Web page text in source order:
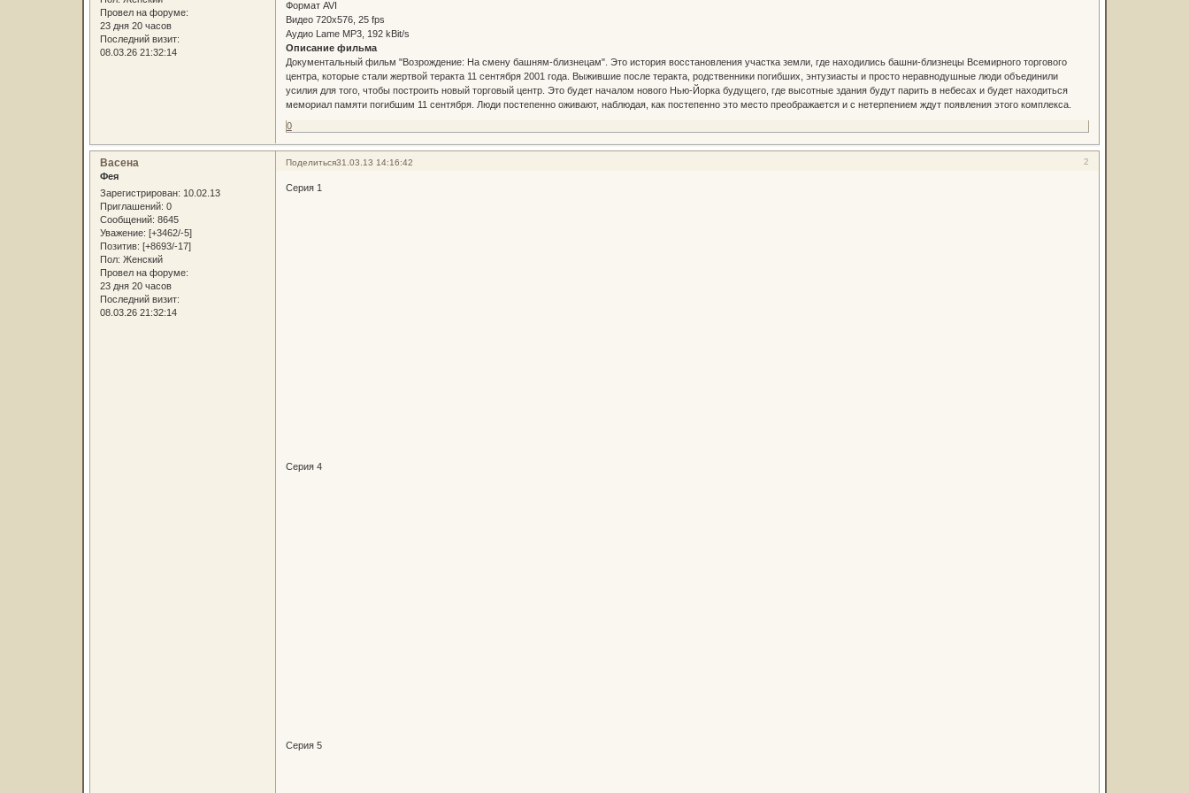
Провел на форуме:
23 дня 20 часов
Последний визит:
08.03.26 21:32:14
Формат AVI
Видео 720x576, 25 fps
Аудио Lame MP3, 192 kBit/s
Описание фильма
Документальный фильм "Возрождение: На смену башням-близнецам". Это история восстановления участка земли, где находились башни-близнецы Всемирного торгового
центра, которые стали жертвой теракта 11 сентября 2001 года. Выжившие после теракта, родственники погибших, энтузиасты и просто неравнодушные люди объединили
усилия для того, чтобы построить новый торговый центр. Это будет началом нового Нью-Йорка будущего, где высотные здания будут парить в небесах и будет находиться
мемориал памяти погибшим 11 сентября. Люди постепенно оживают, наблюдая, как постепенно это место преображается и с нетерпением ждут появления этого комплекса.
0
Поделиться 2
31.03.13 14:16:42
Васена
Фея
Зарегистрирован: 10.02.13
Приглашений: 0
Сообщений: 8645
Уважение: [+3462/-5]
Позитив: [+8693/-17]
Пол: Женский
Провел на форуме:
23 дня 20 часов
Последний визит:
08.03.26 21:32:14
Серия 1
Серия 4
Серия 5